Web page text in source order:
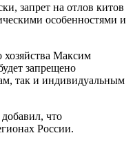
запрет на отлов китов
особенностями и
хозяйства Максим
запрещено
так и индивидуальным
что
России.